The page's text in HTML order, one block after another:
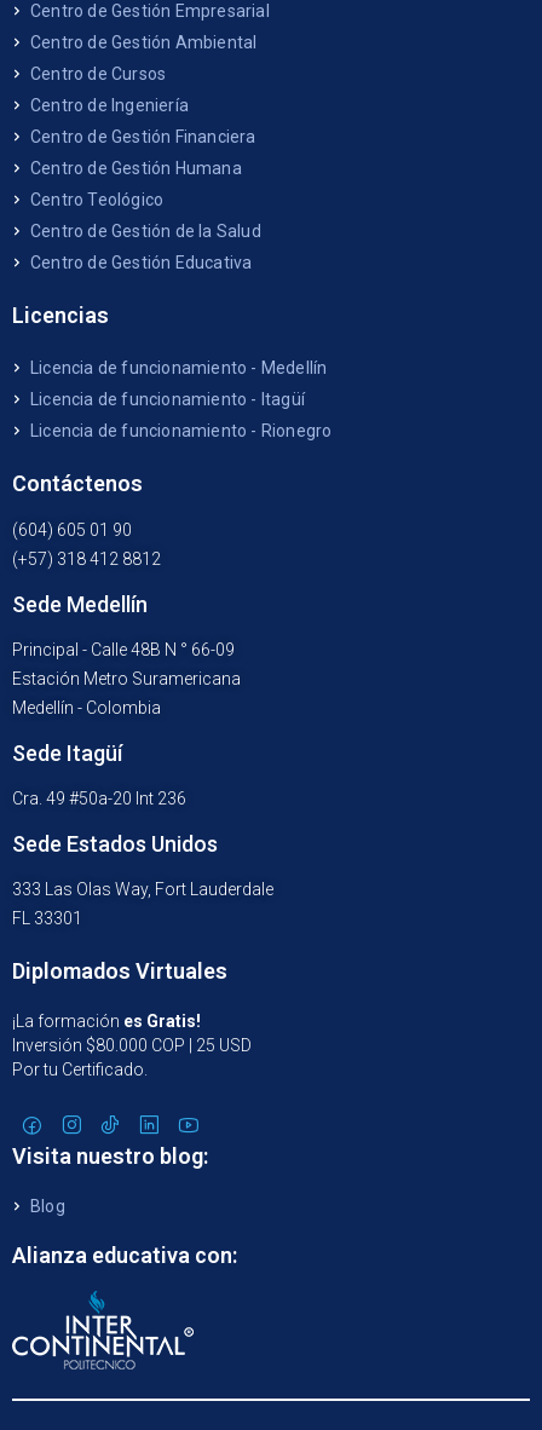
Centro de Gestión Empresarial
Centro de Gestión Ambiental
Centro de Cursos
Centro de Ingeniería
Centro de Gestión Financiera
Centro de Gestión Humana
Centro Teológico
Centro de Gestión de la Salud
Centro de Gestión Educativa
Licencias
Licencia de funcionamiento - Medellín
Licencia de funcionamiento - Itagüí
Licencia de funcionamiento - Rionegro
Contáctenos
(604) 605 01 90
(+57) 318 412 8812
Sede Medellín
Principal - Calle 48B N ° 66-09
Estación Metro Suramericana
Medellín - Colombia
Sede Itagüí
Cra. 49 #50a-20 Int 236
Sede Estados Unidos
333 Las Olas Way, Fort Lauderdale
FL 33301
Diplomados Virtuales
¡La formación es Gratis!
Inversión $80.000 COP | 25 USD
Por tu Certificado.
Visita nuestro blog:
Blog
Alianza educativa con: